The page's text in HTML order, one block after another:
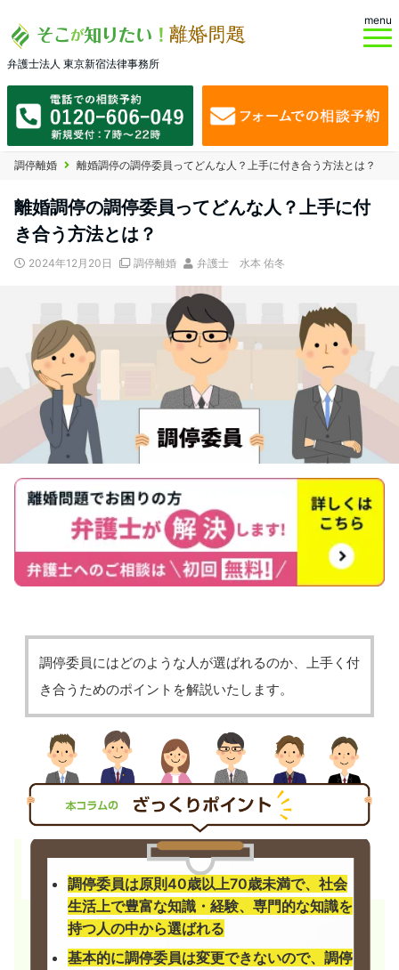
弁護士法人 東京新宿法律事務所
menu
調停離婚 離婚調停の調停委員ってどんな人？上手に付き合う方法とは？
離婚調停の調停委員ってどんな人？上手に付
き合う方法とは？
2024年12月20日 調停離婚 弁護士 水本 佑冬
調停委員にはどのような人が選ばれるのか、上手く付
き合うためのポイントを解説いたします。
調停委員は原則40歳以上70歳未満で、社会
生活上で豊富な知識・経験、専門的な知識を
持つ人の中から選ばれる
基本的に調停委員は変更できないので、調停